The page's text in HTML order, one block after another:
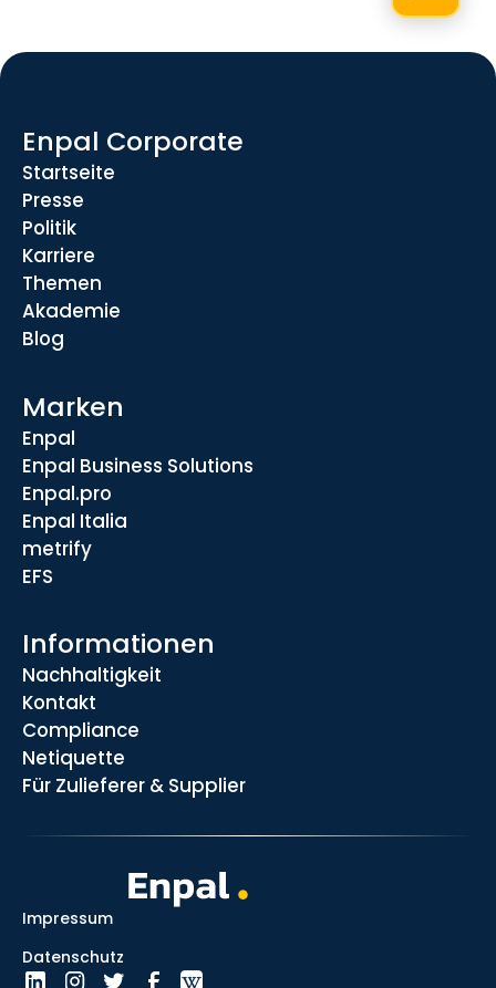
Enpal Corporate
Startseite
Presse
Politik
Karriere
Themen
Akademie
Blog
Marken
Enpal
Enpal Business Solutions
Enpal.pro
Enpal Italia
metrify
EFS
Informationen
Nachhaltigkeit
Kontakt
Compliance
Netiquette
Für Zulieferer & Supplier
Impressum
Datenschutz